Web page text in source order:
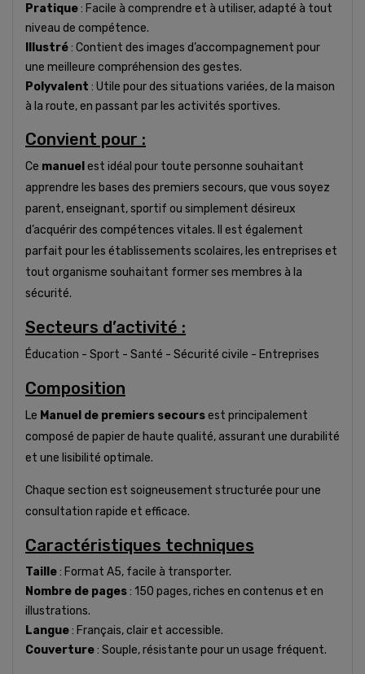
Pratique: Facile à comprendre et à utiliser, adapté à tout
niveau de compétence.
Illustré: Contient des images d’accompagnement pour
une meilleure compréhension des gestes.
Polyvalent : Utile pour des situations variées, de la maison
à la route, en passant par les activités sportives.
Convient pour :
Ce manuel est idéal pour toute personne souhaitant
apprendre les bases des premiers secours, que vous soyez
parent, enseignant, sportif ou simplement désireux
d’acquérir des compétences vitales. Il est également
parfait pour les établissements scolaires, les entreprises et
tout organisme souhaitant former ses membres à la
sécurité.
Secteurs d’activité :
Éducation - Sport - Santé - Sécurité civile - Entreprises
Composition
Le Manuel de premiers secoursest principalement
composé de papier de haute qualité, assurant une durabilité
et une lisibilité optimale.
Chaque section est soigneusement structurée pour une
consultation rapide et efficace.
Caractéristiques techniques
Taille: Format A5, facile à transporter.
Nombre de pages: 150 pages, riches en contenus et en
illustrations.
Langue: Français, clair et accessible.
Couverture: Souple, résistante pour un usage fréquent.